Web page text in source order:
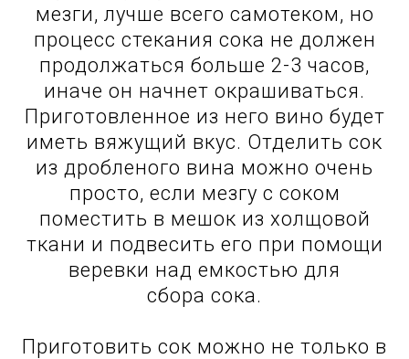
мезги, лучше всего самотеком, но
процесс стекания сока не должен
продолжаться больше 2-3 часов,
иначе он начнет окрашиваться.
Приготовленное из него вино будет
иметь вяжущий вкус. Отделить сок
из дробленого вина можно очень
просто, если мезгу с соком
поместить в мешок из холщовой
ткани и подвесить его при помощи
веревки над емкостью для
сбора сока.
Приготовить сок можно не только в